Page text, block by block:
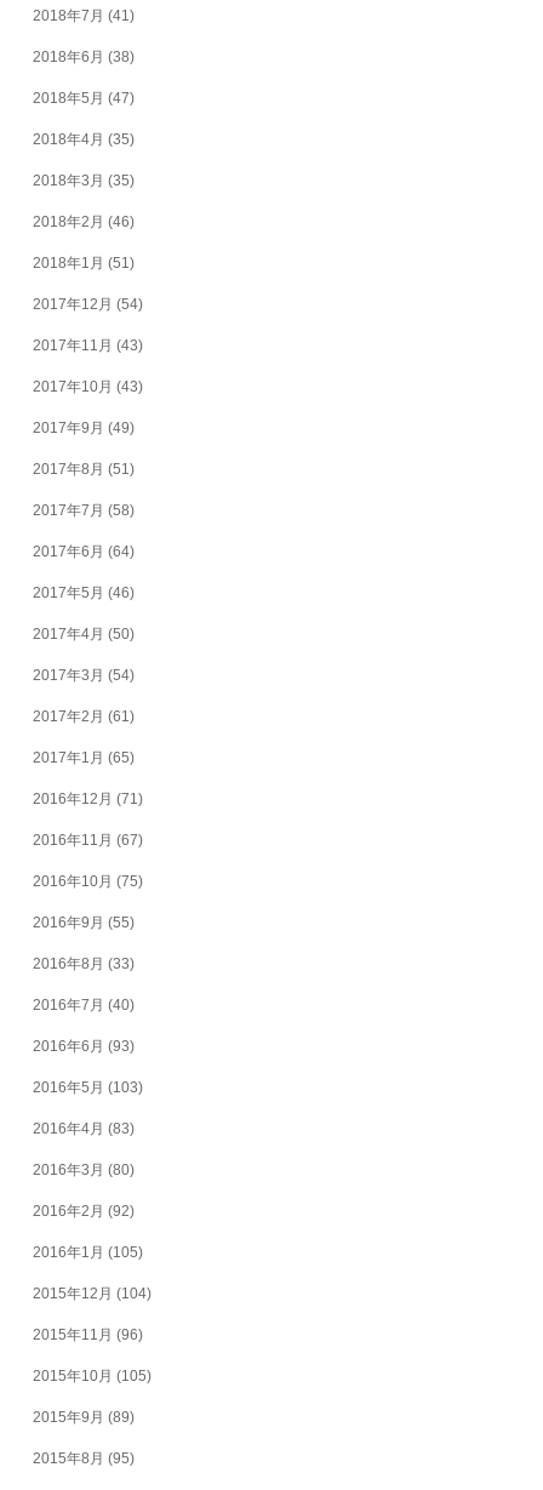
2018年7月 (41)
2018年6月 (38)
2018年5月 (47)
2018年4月 (35)
2018年3月 (35)
2018年2月 (46)
2018年1月 (51)
2017年12月 (54)
2017年11月 (43)
2017年10月 (43)
2017年9月 (49)
2017年8月 (51)
2017年7月 (58)
2017年6月 (64)
2017年5月 (46)
2017年4月 (50)
2017年3月 (54)
2017年2月 (61)
2017年1月 (65)
2016年12月 (71)
2016年11月 (67)
2016年10月 (75)
2016年9月 (55)
2016年8月 (33)
2016年7月 (40)
2016年6月 (93)
2016年5月 (103)
2016年4月 (83)
2016年3月 (80)
2016年2月 (92)
2016年1月 (105)
2015年12月 (104)
2015年11月 (96)
2015年10月 (105)
2015年9月 (89)
2015年8月 (95)